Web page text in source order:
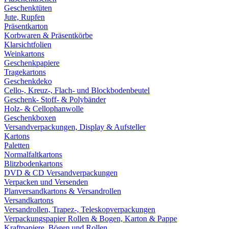
Geschenktüten
Jute, Rupfen
Präsentkarton
Korbwaren & Präsentkörbe
Klarsichtfolien
Weinkartons
Geschenkpapiere
Tragekartons
Geschenkdeko
Cello-, Kreuz-, Flach- und Blockbodenbeutel
Geschenk- Stoff- & Polybänder
Holz- & Cellophanwolle
Geschenkboxen
Versandverpackungen, Display & Aufsteller
Kartons
Paletten
Normalfaltkartons
Blitzbodenkartons
DVD & CD Versandverpackungen
Verpacken und Versenden
Planversandkartons & Versandrollen
Versandkartons
Versandrollen, Trapez-, Teleskopverpackungen
Verpackungspapier Rollen & Bogen, Karton & Pappe